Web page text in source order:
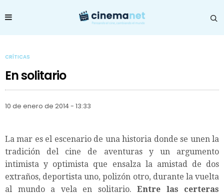
CRÍTICAS
En solitario
10 de enero de 2014 - 13:33
La mar es el escenario de una historia donde se unen la
tradición del cine de aventuras y un argumento
intimista y optimista que ensalza la amistad de dos
extraños, deportista uno, polizón otro, durante la vuelta
al mundo a vela en solitario. Entre
las certeras